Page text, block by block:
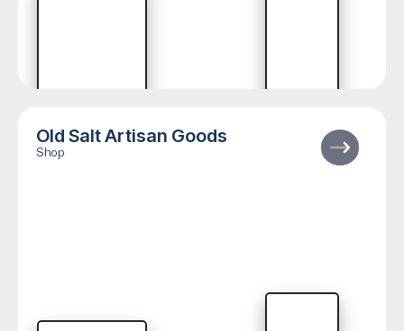
Old Salt Artisan Goods
Shop